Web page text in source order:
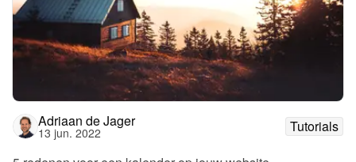
Adriaan de Jager
13 jun. 2022
Tutorials